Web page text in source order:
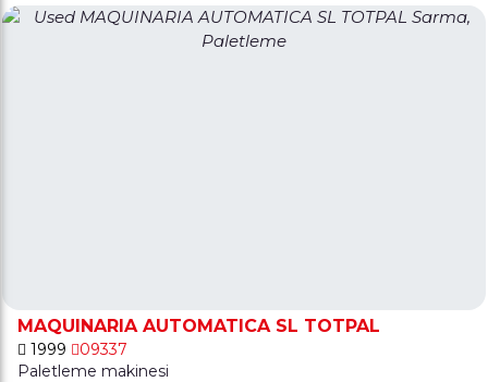
MAQUINARIA AUTOMATICA SL TOTPAL
1999
09337
Paletleme makinesi